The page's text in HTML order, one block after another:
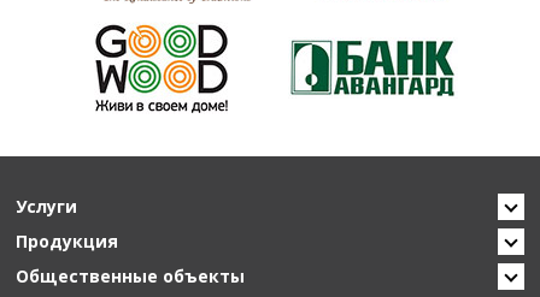
Услуги
Продукция
Общественные объекты